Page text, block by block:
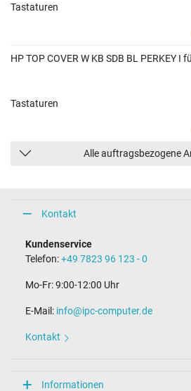
Tastaturen
HP TOP COVER W KB SDB BL PERKEY I
Tastaturen
Alle auftragsbezogene
Kontakt
Kundenservice
Telefon:+49 7823 96 123 - 0
Mo-Fr: 9:00-12:00 Uhr
E-Mail: info@ipc-computer.de
Kontakt
Informationen